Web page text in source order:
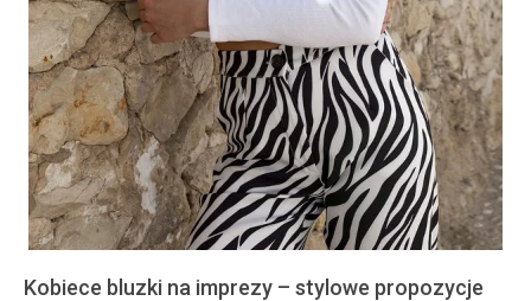
Kobiece bluzki na imprezy – stylowe propozycje